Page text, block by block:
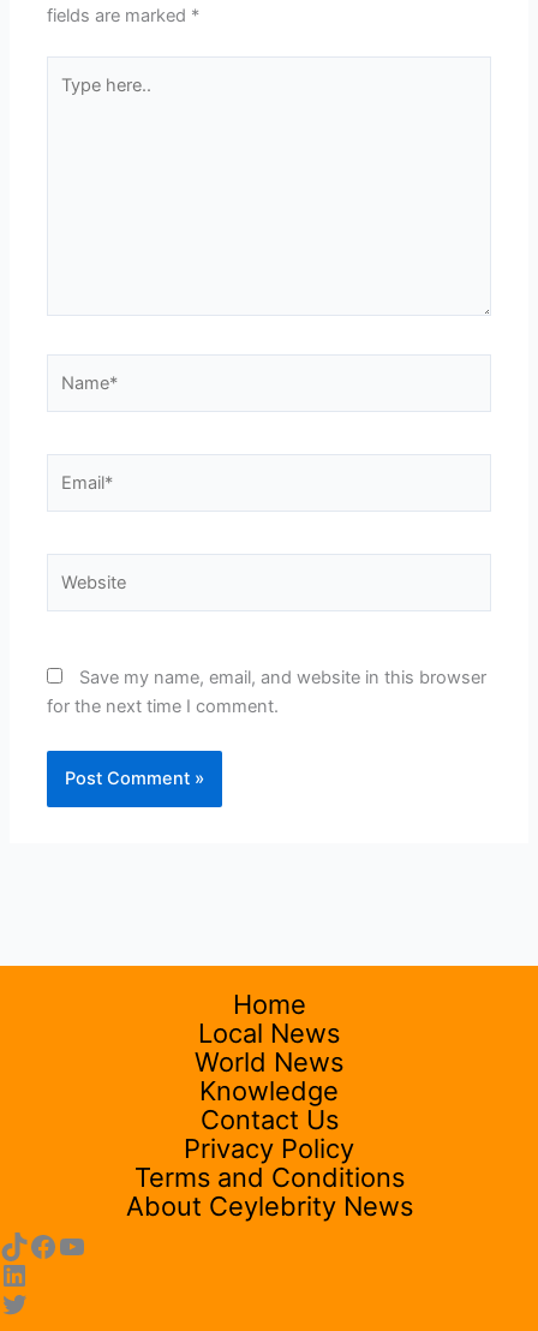
fields are marked *
here..
Save my name, email, and website in this browser
for the next time I comment.
Home
Local News
World News
Knowledge
Contact Us
Privacy Policy
Terms and Conditions
About Ceylebrity News